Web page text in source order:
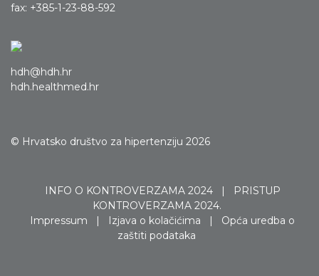
fax: +385-1-23-88-592
hdh@hdh.hr
hdh.healthmed.hr
© Hrvatsko društvo za hipertenziju 2026
INFO O KONTROVERZAMA 2024 |
PRISTUP
KONTROVERZAMA 2024.
Impressum
| Izjava o kolačićima |
Opća uredba o
zaštiti podataka